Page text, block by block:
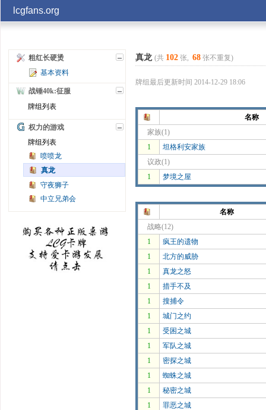
lcgfans.org
粗红长硬烫
基本资料
战锤40k:征服
牌组列表
权力的游戏
牌组列表
喷喷龙
真龙
守夜狮子
中立兄弟会
真龙 (共 102 张, 68 张不重复)
牌组最后更新时间 2014-12-29 18:06
名称
家族(1)
1
坦格利安家族
议政(1)
1
梦境之屋
名称
战略(12)
1
疯王的遗物
1
北方的威胁
1
真龙之怒
1
措手不及
1
搜捕令
1
城门之约
1
受困之城
1
军队之城
1
密探之城
1
蜘蛛之城
1
秘密之城
1
罪恶之城